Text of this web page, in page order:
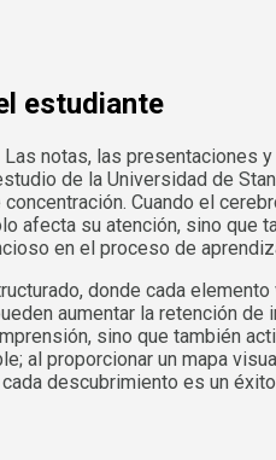
estudiante
notas, las
de la Universidad de
Cuando el
afecta su atención, sino que
en el proceso de
donde cada
aumentar la retención
sino que también
proporcionar un mapa
descubrimiento es un